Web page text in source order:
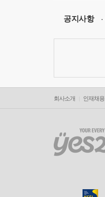
공지사항
회사소개 인재채용